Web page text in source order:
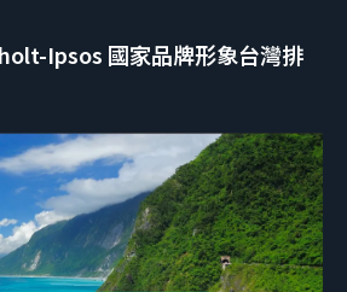
Ipsos 國家品牌形象台灣排